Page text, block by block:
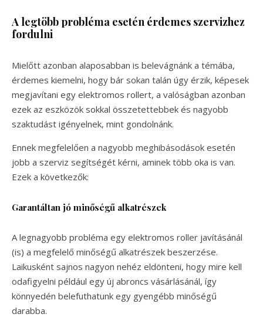
A legtöbb probléma esetén érdemes szervizhez
fordulni
Mielőtt azonban alaposabban is belevágnánk a témába,
érdemes kiemelni, hogy bár sokan talán úgy érzik, képesek
megjavítani egy elektromos rollert, a valóságban azonban
ezek az eszközök sokkal összetettebbek és nagyobb
szaktudást igényelnek, mint gondolnánk.
Ennek megfelelően a nagyobb meghibásodások esetén
jobb a szerviz segítségét kérni, aminek több oka is van.
Ezek a következők:
Garantáltan jó minőségű alkatrészek
A legnagyobb probléma egy elektromos roller javításánál
(is) a megfelelő minőségű alkatrészek beszerzése.
Laikusként sajnos nagyon nehéz eldönteni, hogy mire kell
odafigyelni például egy új abroncs vásárlásánál, így
könnyedén belefuthatunk egy gyengébb minőségű
darabba.